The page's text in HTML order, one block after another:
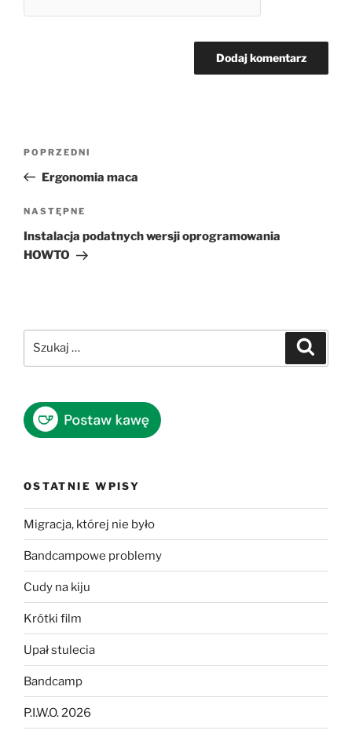
Poprzedni
wpis
POPRZEDNI
Ergonomia maca
Następny
wpis
NASTĘPNE
Instalacja podatnych wersji oprogramowania
HOWTO
OSTATNIE WPISY
Migracja, której nie było
Bandcampowe problemy
Cudy na kiju
Krótki film
Upał stulecia
Bandcamp
P.I.W.O. 2026